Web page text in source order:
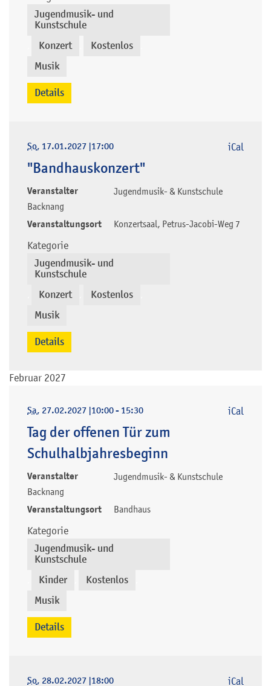
Jugendmusik- und
Kunstschule
Konzert Kostenlos
Musik
Details
So, 17.01.2027 |17:00
"Bandhauskonzert"
Veranstalter
Jugendmusik- & Kunstschule
Backnang
Veranstaltungsort Konzertsaal, Petrus-Jacobi-Weg 7
Kategorie
Jugendmusik- und
Kunstschule
Konzert Kostenlos
Musik
iCal
Details
Februar 2027
Sa, 27.02.2027 |10:00 - 15:30
Tag der offenen Tür zum
Schulhalbjahresbeginn
Veranstalter
Jugendmusik- & Kunstschule
Backnang
Veranstaltungsort Bandhaus
Kategorie
Jugendmusik- und
Kunstschule
Kinder Kostenlos
Musik
iCal
Details
So, 28.02.2027 |18:00 iCal